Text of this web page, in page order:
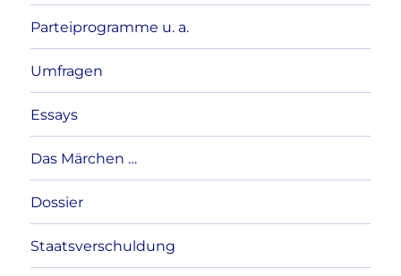
Parteiprogramme u. a.
Umfragen
Essays
Das Märchen …
Dossier
Staatsverschuldung